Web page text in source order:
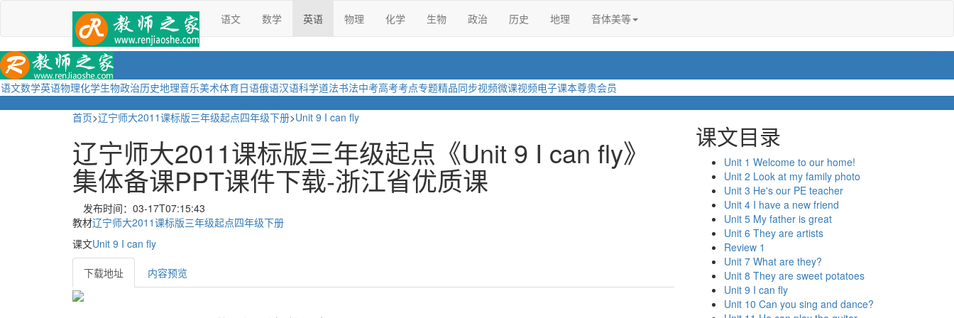
语文 数学 英语 物理 化学 生物 政治 历史 地理 音体美等
语文数学英语物理化学生物政治历史地理音乐美术体育日语俄语汉语科学道法书法中考高考考点专题精品同步视频微课视频电子课本尊贵会员
首页>辽宁师大2011课标版三年级起点四年级下册>Unit 9 I can fly
辽宁师大2011课标版三年级起点《Unit 9 I can fly》
集体备课PPT课件下载-浙江省优质课
发布时间：03-17T07:15:43
教材辽宁师大2011课标版三年级起点四年级下册
课文Unit 9 I can fly
下载地址 内容预览
课文目录
Unit 1 Welcome to our home!
Unit 2 Look at my family photo
Unit 3 He's our PE teacher
Unit 4 I have a new friend
Unit 5 My father is great
Unit 6 They are artists
Review 1
Unit 7 What are they?
Unit 8 They are sweet potatoes
Unit 9 I can fly
Unit 10 Can you sing and dance?